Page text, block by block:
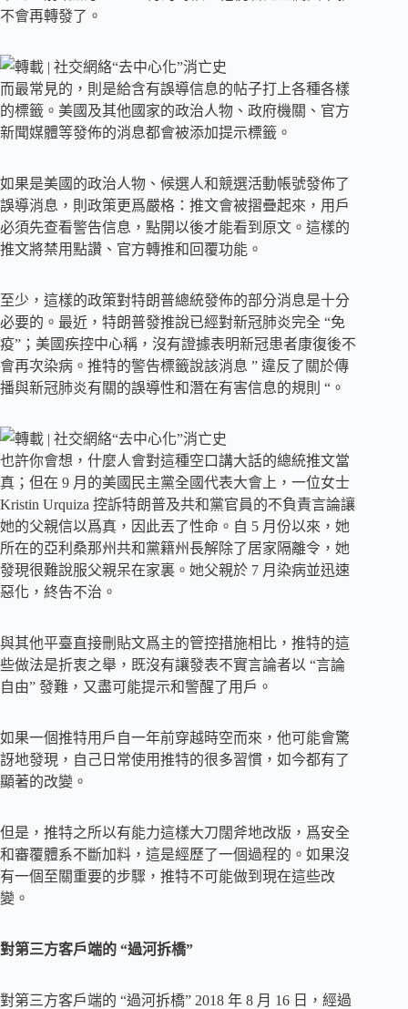
不會再轉發了。
而最常見的，則是給含有誤導信息的帖子打上各種各樣
的標籤。美國及其他國家的政治人物、政府機關、官方
新聞媒體等發佈的消息都會被添加提示標籤。
如果是美國的政治人物、候選人和競選活動帳號發佈了
誤導消息，則政策更爲嚴格：推文會被摺疊起來，用戶
必須先查看警告信息，點開以後才能看到原文。這樣的
推文將禁用點讚、官方轉推和回覆功能。
至少，這樣的政策對特朗普總統發佈的部分消息是十分
必要的。最近，特朗普發推說已經對新冠肺炎完全 “免
疫”；美國疾控中心稱，沒有證據表明新冠患者康復後不
會再次染病。推特的警告標籤說該消息 ” 違反了關於傳
播與新冠肺炎有關的誤導性和潛在有害信息的規則 “。
也許你會想，什麼人會對這種空口講大話的總統推文當
真；但在 9 月的美國民主黨全國代表大會上，一位女士
Kristin Urquiza 控訴特朗普及共和黨官員的不負責言論讓
她的父親信以爲真，因此丟了性命。自 5 月份以來，她
所在的亞利桑那州共和黨籍州長解除了居家隔離令，她
發現很難說服父親呆在家裏。她父親於 7 月染病並迅速
惡化，終告不治。
與其他平臺直接刪貼文爲主的管控措施相比，推特的這
些做法是折衷之舉，既沒有讓發表不實言論者以 “言論
自由” 發難，又盡可能提示和警醒了用戶。
如果一個推特用戶自一年前穿越時空而來，他可能會驚
訝地發現，自己日常使用推特的很多習慣，如今都有了
顯著的改變。
但是，推特之所以有能力這樣大刀闊斧地改版，爲安全
和審覆體系不斷加料，這是經歷了一個過程的。如果沒
有一個至關重要的步驟，推特不可能做到現在這些改
變。
對第三方客戶端的 “過河拆橋”
對第三方客戶端的 “過河拆橋” 2018 年 8 月 16 日，經過